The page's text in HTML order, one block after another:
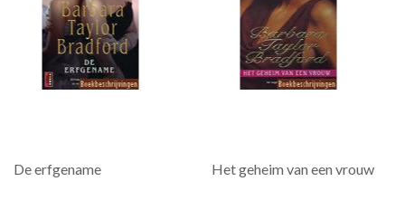
De erfgename Het geheim van een vrouw